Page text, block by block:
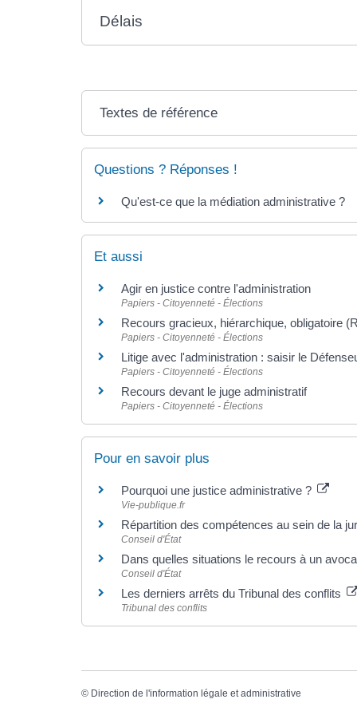
Délais
Textes de référence
Questions ? Réponses !
Qu'est-ce que la médiation administrative ?
Et aussi
Agir en justice contre l'administration
Papiers - Citoyenneté - Élections
Recours gracieux, hiérarchique, obligatoire
Papiers - Citoyenneté - Élections
Litige avec l'administration : saisir le
Papiers - Citoyenneté - Élections
Recours devant le juge administratif
Papiers - Citoyenneté - Élections
Pour en savoir plus
Pourquoi une justice administrative ?
Vie-publique.fr
Répartition des compétences au sein de la
Conseil d'État
Dans quelles situations le recours à un
Conseil d'État
Les derniers arrêts du Tribunal des conflits
Tribunal des conflits
© Direction de l'information légale et administrative